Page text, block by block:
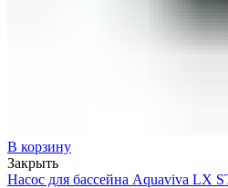
В корзину
Закрыть
Насос для бассейна Aquaviva LX